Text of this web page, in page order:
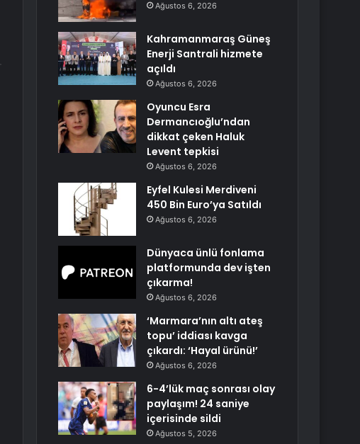
Ağustos 6, 2026
Kahramanmaraş Güneş
Enerji Santrali hizmete
açıldı
Ağustos 6, 2026
Oyuncu Esra
Dermancıoğlu’ndan
dikkat çeken Haluk
Levent tepkisi
Ağustos 6, 2026
Eyfel Kulesi Merdiveni
450 Bin Euro’ya Satıldı
Ağustos 6, 2026
Dünyaca ünlü fonlama
platformunda dev işten
çıkarma!
Ağustos 6, 2026
‘Marmara’nın altı ateş
topu’ iddiası kavga
çıkardı: ‘Hayal ürünü!’
Ağustos 6, 2026
6-4’lük maç sonrası olay
paylaşım! 24 saniye
içerisinde sildi
Ağustos 5, 2026